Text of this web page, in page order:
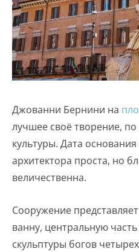
Джованни Бернини на
лучшее своё творение,
культуры. Дата основания
архитектора проста, но
величественна.
Сооружение
ванну, центральную
скульптуры богов